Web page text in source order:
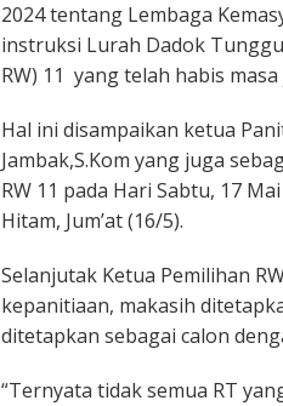
2024 tentang Lembaga
instruksi Lurah Dadok
RW) 11 yang telah habis
Hal ini disampaikan ketua
Jambak,S.Kom yang juga
RW 11 pada Hari Sabtu, 17
Hitam, Jum’at (16/5).
Selanjutak Ketua Pemilihan
kepanitiaan, makasih
ditetapkan sebagai calon
“Ternyata tidak semua RT